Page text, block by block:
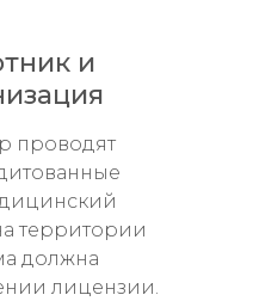
и
проводят
территории
должна
лицензии.